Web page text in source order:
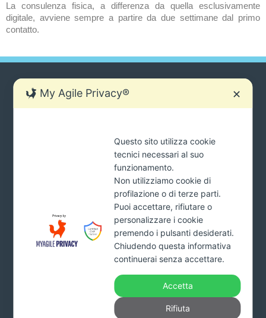
La consulenza fisica, a differenza da quella esclusivamente
digitale, avviene sempre a partire da due settimane dal primo
contatto.
Ci sono molti modi per contattarci
*Cliccando il pulsante INVIA acconsenti al trattamento dei tuoi
dati e dichiari di aver preso visione dellaPrivacy Policy
Addiopignoramenti.it
Studio Monardo & Partners s.r.l.
Viale Affaccio n. 95 – 89900 Vibo Valentia
Part. Iva. 03993160799 – Numero REA VV-227578 –
Capitale sociale 10.000 euro interamente versato
My Agile Privacy® ✕
Questo sito utilizza cookie
tecnici necessari al suo
funzionamento.
Non utilizziamo cookie di
profilazione o di terze parti.
Puoi accettare, rifiutare o
personalizzare i cookie
premendo i pulsanti desiderati.
Chiudendo questa informativa
continuerai senza accettare.
Accetta
Rifiuta